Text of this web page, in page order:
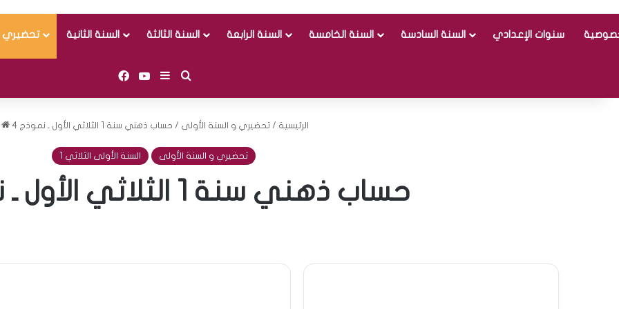
تحضيري السنة الثانية السنة الثالثة السنة الرابعة السنة الخامسة السنة السادسة سنوات الإعدادي
Facebook
YouTubeSidebar (barre latérale)
الرئيسية / تحضيري و السنة الأولى / حساب ذهني سنة 1 الثلاثي الأول ـ نموذج 4
السنة الأولى الثلاثي 1 تحضيري و السنة الأولى
حساب ذهني سنة 1 الثلاثي الأول ـ نموذج 4